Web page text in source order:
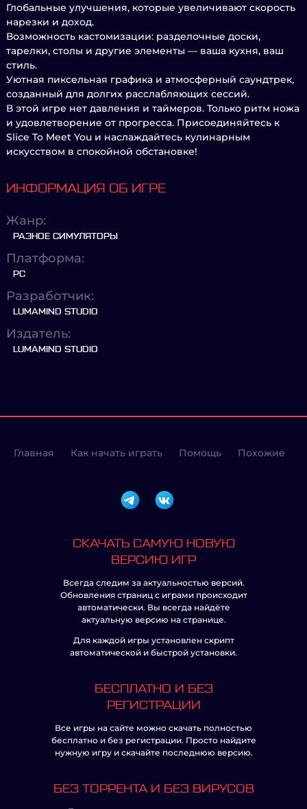
Глобальные улучшения, которые увеличивают скорость
нарезки и доход.
Возможность кастомизации: разделочные доски,
тарелки, столы и другие элементы — ваша кухня, ваш
стиль.
Уютная пиксельная графика и атмосферный саундтрек,
созданный для долгих расслабляющих сессий.
В этой игре нет давления и таймеров. Только ритм ножа
и удовлетворение от прогресса. Присоединяйтесь к
Slice To Meet You и наслаждайтесь кулинарным
искусством в спокойной обстановке!
ИНФОРМАЦИЯ ОБ ИГРЕ
Жанр:
РАЗНОЕ СИМУЛЯТОРЫ
Платформа:
PC
Разработчик:
LUMAMIND STUDIO
Издатель:
LUMAMIND STUDIO
Главная Как начать играть Помощь Похожие
СКАЧАТЬ САМУЮ НОВУЮ
ВЕРСИЮ ИГР
Всегда следим за актуальностью версий.
Обновления страниц с играми происходит
автоматически. Вы всегда найдёте
актуальную версию на странице.
Для каждой игры установлен скрипт
автоматической и быстрой установки.
БЕСПЛАТНО И БЕЗ
РЕГИСТРАЦИИ
Все игры на сайте можно скачать полностью
бесплатно и без регистрации. Просто найдите
нужную игру и скачайте последнюю версию.
БЕЗ ТОРРЕНТА И БЕЗ ВИРУСОВ